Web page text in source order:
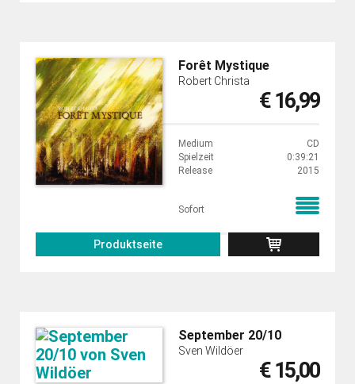
Forêt Mystique
Robert Christa
€ 16,99
Medium
CD
Spielzeit
0:39:21
Release
2015
Sofort
Produktseite
September 20/10
Sven Wildöer
€ 15,00